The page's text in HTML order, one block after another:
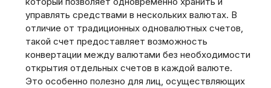
управлять средствами в нескольких валютах. В
отличие от традиционных одновалютных счетов,
такой счет предоставляет возможность
конвертации между валютами без необходимости
открытия отдельных счетов в каждой валюте.
Это особенно полезно для лиц, осуществляющих